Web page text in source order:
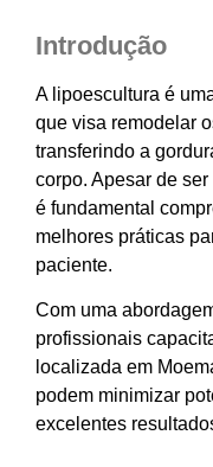
Introdução
A lipoescultura é
que visa remodelar
transferindo a
corpo. Apesar de
é fundamental
melhores práticas
paciente.
Com uma
profissionais
localizada em
podem minimizar
excelentes